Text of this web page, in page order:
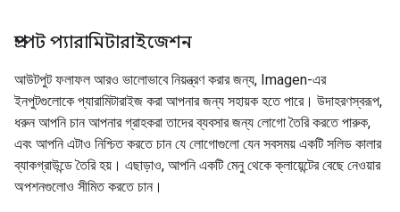
প্রম্পট প্যারামিটারাইজেশন
আউটপুট ফলাফল আরও ভালোভাবে নিয়ন্ত্রণ করার জন্য, Imagen-এর
ইনপুটগুলোকে প্যারামিটারাইজ করা আপনার জন্য সহায়ক হতে পারে। উদাহরণস্বরূপ,
ধরুন আপনি চান আপনার গ্রাহকরা তাদের ব্যবসার জন্য লোগো তৈরি করতে পারুক,
এবং আপনি এটাও নিশ্চিত করতে চান যে লোগোগুলো যেন সবসময় একটি সলিড কালার
ব্যাকগ্রাউন্ডে তৈরি হয়। এছাড়াও, আপনি একটি মেনু থেকে ক্লায়েন্টের বেছে নেওয়ার
অপশনগুলোও সীমিত করতে চান।